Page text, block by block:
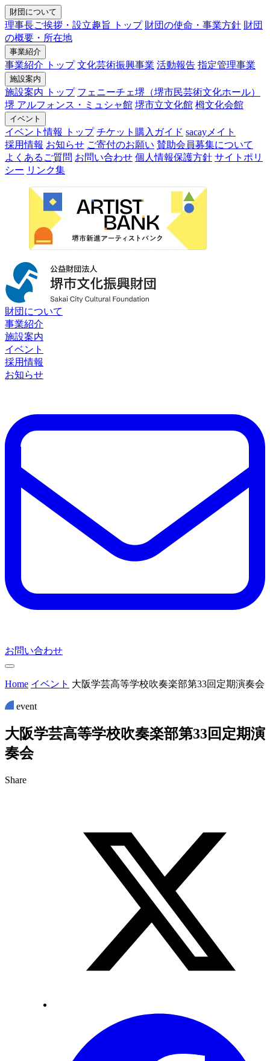
財団について
理事長ご挨拶・設立趣旨 トップ 財団の使命・事業方針 財団
の概要・所在地
事業紹介
事業紹介 トップ 文化芸術振興事業 活動報告 指定管理事業
施設案内
施設案内 トップ フェニーチェ堺（堺市民芸術文化ホール）
堺 アルフォンス・ミュシャ館 堺市立文化館 栂文化会館
イベント
イベント情報 トップ チケット購入ガイド sacayメイト
採用情報 お知らせ ご寄付のお願い 賛助会員募集について
よくあるご質問 お問い合わせ 個人情報保護方針 サイトポリ
シー リンク集
財団について
事業紹介
施設案内
イベント
採用情報
お知らせ
お問い合わせ
Home イベント 大阪学芸高等学校吹奏楽部第33回定期演奏会
event
大阪学芸高等学校吹奏楽部第33回 定期演
奏会
Share